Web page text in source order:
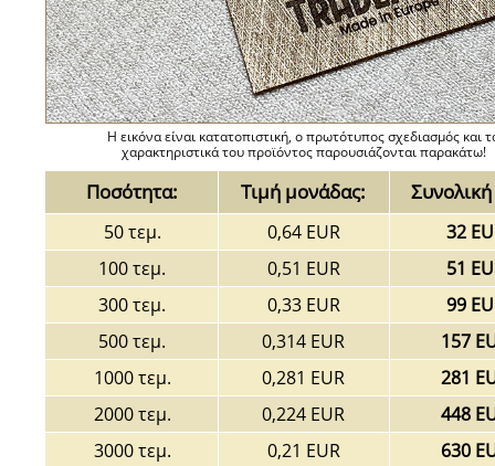
Η εικόνα είναι κατατοπιστική, ο πρωτότυπος σχεδιασμός και
χαρακτηριστικά του προϊόντος παρουσιάζονται παρακάτω!
Ποσότητα: Τιμή μονάδας:
50 τεμ. 0,64 EUR
32
100 τεμ.
0,51 EUR
51
300 τεμ.
0,33 EUR
99
500 τεμ.
0,314 EUR
157
1000 τεμ.
0,281 EUR
281
2000 τεμ.
0,224 EUR
448
3000 τεμ.
0,21 EUR
630